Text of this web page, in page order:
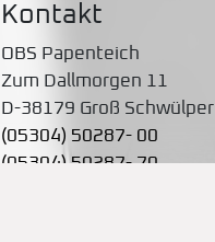
Kontakt
OBS Papenteich
Zum Dallmorgen 11
D-38179 Groß Schwülper
(05304) 50287- 00
(05304) 50287- 70